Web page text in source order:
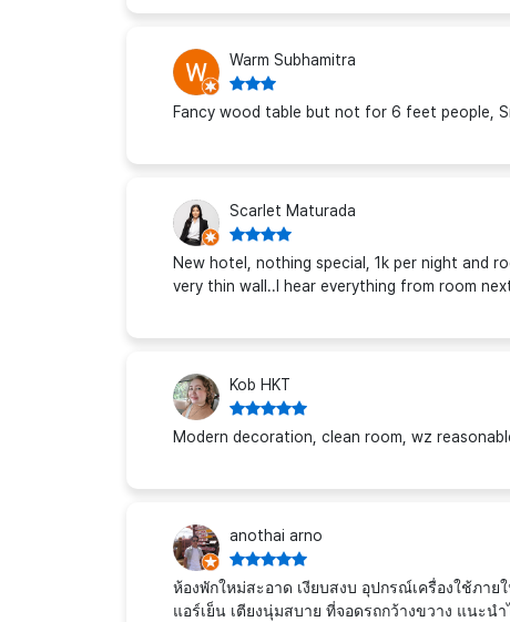
Warm Subhamitra
Fancy wood table but not for 6 feet people,
Scarlet Maturada
New hotel, nothing special, 1k per night and
very thin wall..I hear everything from room
Kob HKT
Modern decoration, clean room, wz
anothai arno
ห้องพักใหม่สะอาด เงียบสงบ อุปกรณ์เครื่องใช้ภา
แอร์เย็น เตียงนุ่มสบาย ที่จอดรถกว้างขวาง แนะนำ